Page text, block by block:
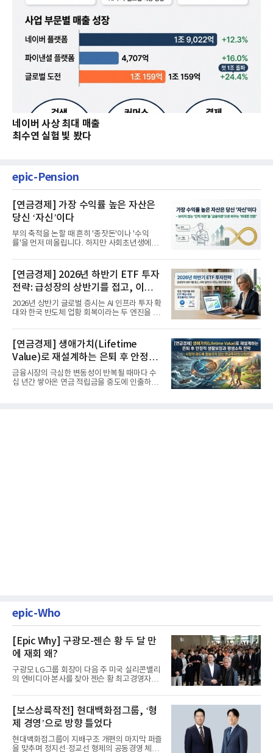
네이버 사상 최대 매출
최수연 실험 빛 봤다
epic-Pension
[연금경제] 가장 수익률 높은 자산은
당신 ‘자신’이다
부의 축적을 논할 때 흔히 '종잣돈'이나 '수익
률'을 먼저 떠올립니다. 하지만 사회초년생에게
[연금경제] 2026년 하반기 ETF 투자
전략: 급성장의 상반기를 접고, 이제
'실적'이 가르는 하반기를 맞다
2026년 상반기 글로벌 증시는 AI 인프라 투자 확
대와 한국 반도체 업황 회복이라는 두 엔진을 달
[연금경제] 생애가치(Lifetime
Value)로 재설계하는 은퇴 후 안정적
생활보장과 평생소득 전략
금융시장의 극심한 변동성이 반복될 때마다 수
십 년간 쌓아온 연금 적립금을 중도에 인출하거
epic-Who
[Epic Why] 구광모-젠슨 황 두 달 만
에 재회 왜?
구광모 LG그룹 회장이 다음 주 미국 실리콘밸리
의 엔비디아 본사를 찾아 젠슨 황 최고경영자
[보스상륙작전] 현대백화점그룹, ‘형
제 경영’으로 방향 틀었다
현대백화점그룹이 지배구조 개편의 마지막 퍼즐
을 맞추며 정지선·정교선 형제의 공동경영 체제